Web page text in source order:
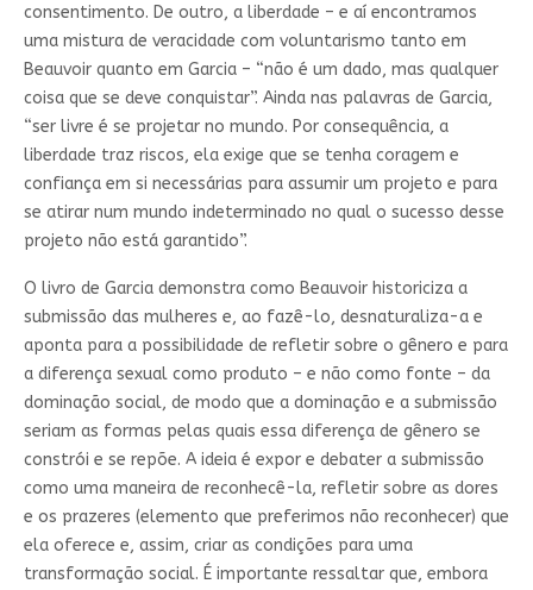
consentimento. De outro, a liberdade – e aí encontramos
uma mistura de veracidade com voluntarismo tanto em
Beauvoir quanto em Garcia – “não é um dado, mas qualquer
coisa que se deve conquistar”. Ainda nas palavras de Garcia,
“ser livre é se projetar no mundo. Por consequência, a
liberdade traz riscos, ela exige que se tenha coragem e
confiança em si necessárias para assumir um projeto e para
se atirar num mundo indeterminado no qual o sucesso desse
projeto não está garantido”.
O livro de Garcia demonstra como Beauvoir historiciza a
submissão das mulheres e, ao fazê-lo, desnaturaliza-a e
aponta para a possibilidade de refletir sobre o gênero e para
a diferença sexual como produto – e não como fonte – da
dominação social, de modo que a dominação e a submissão
seriam as formas pelas quais essa diferença de gênero se
constrói e se repõe. A ideia é expor e debater a submissão
como uma maneira de reconhecê-la, refletir sobre as dores
e os prazeres (elemento que preferimos não reconhecer) que
ela oferece e, assim, criar as condições para uma
transformação social. É importante ressaltar que, embora